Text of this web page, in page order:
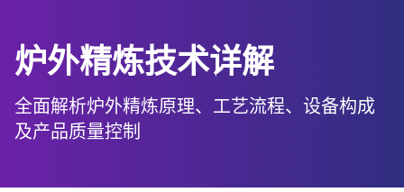
炉外精炼技术详解
全面解析炉外精炼原理、工艺流程、设备构成
及产品质量控制